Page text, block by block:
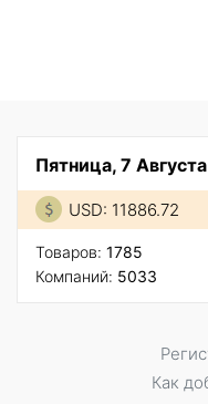
Пятница, 7
USD: 11886.72
Товаров: 1785
Компаний: 5033
Как